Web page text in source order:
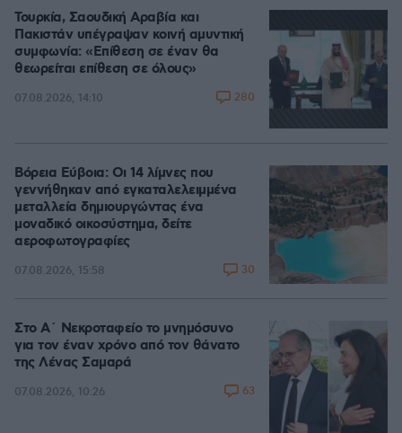
Τουρκία, Σαουδική Αραβία και
Πακιστάν υπέγραψαν κοινή αμυντική
συμφωνία: «Επίθεση σε έναν θα
θεωρείται επίθεση σε όλους»
07.08.2026, 14:10 280
Βόρεια Εύβοια: Οι 14 λίμνες που
γεννήθηκαν από εγκαταλελειμμένα
μεταλλεία δημιουργώντας ένα
μοναδικό οικοσύστημα, δείτε
αεροφωτογραφίες
07.08.2026, 15:58 30
Στο Α΄ Νεκροταφείο το μνημόσυνο
για τον έναν χρόνο από τον θάνατο
της Λένας Σαμαρά
07.08.2026, 10:26 63